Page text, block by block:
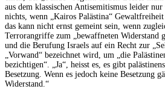
aus dem klassischen Antisemitismus leider
nichts, wenn „Kairos Palästina“
das kann nicht ernst gemeint sein, wenn
Terrorangriffe zum „bewaffneten Widerstand
und die Berufung Israels auf ein Recht zur
„Vorwand“ bezeichnet wird, um „die
bezichtigen“. „Ja“, heisst es, es gibt
Besetzung. Wenn es jedoch keine Besetzung
Widerstand.“